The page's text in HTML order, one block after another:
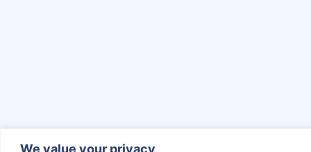
We value your privacy